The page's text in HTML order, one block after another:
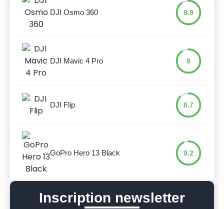
DJI Osmo 360 8.9
DJI Mavic 4 Pro 9
DJI Flip 8.7
GoPro Hero 13 Black 9.2
Inscription newsletter